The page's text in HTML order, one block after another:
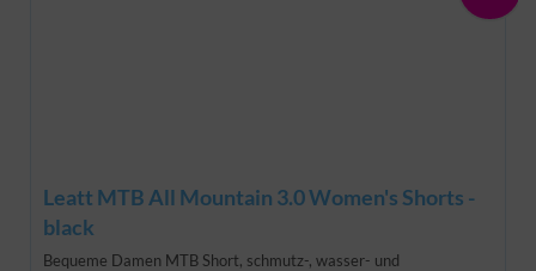
Leatt MTB All Mountain 3.0 Women's Shorts -
black
Bequeme Damen MTB Short, schmutz-, wasser- und